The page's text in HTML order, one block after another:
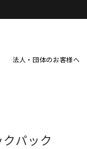
法人・団体のお客様へ
パック